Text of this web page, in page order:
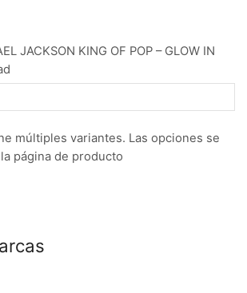
JACKSON KING OF POP – GLOW IN
múltiples variantes. Las opciones se
página de producto